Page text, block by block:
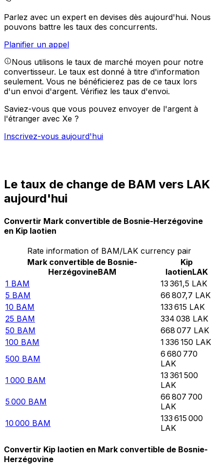
Parlez avec un expert en devises dès aujourd'hui. Nous
pouvons battre les taux des concurrents.
Planifier un appel
Nous utilisons le taux de marché moyen pour notre
convertisseur. Le taux est donné à titre d'information
seulement. Vous ne bénéficierez pas de ce taux lors
d'un envoi d'argent. Vérifiez les taux d'envoi.
Saviez-vous que vous pouvez envoyer de l'argent à
l'étranger avec Xe ?
Inscrivez-vous aujourd'hui
Le taux de change de BAM vers LAK
aujourd'hui
Convertir Mark convertible de Bosnie-Herzégovine
en Kip laotien
Rate information of BAM/LAK currency pair
Mark convertible de Bosnie-
HerzégovineBAM
Kip
laotienLAK
1 BAM 13 361,5 LAK
5 BAM 66 807,7 LAK
10 BAM 133 615 LAK
25 BAM 334 038 LAK
50 BAM 668 077 LAK
100 BAM 1 336 150 LAK
500 BAM
6 680 770
LAK
1 000 BAM
13 361 500
LAK
5 000 BAM
66 807 700
LAK
10 000 BAM
133 615 000
LAK
Convertir Kip laotien en Mark convertible de Bosnie-
Herzégovine